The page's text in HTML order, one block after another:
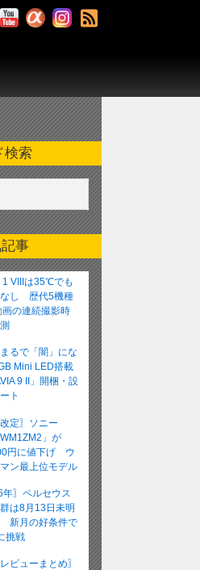
検索
事
1 VIIIは35℃でも
なし 歴代5機種
画の連続撮影時
るで「闇」にな
Mini LED搭載
9 II」開梱・設
ト
定〗ソニー
WM1ZM2」が
円に値下げ ウ
ン最上位モデル
年〗ペルセウス
は8月13日未明
新月の好条件で
挑戦
ビューまとめ〗